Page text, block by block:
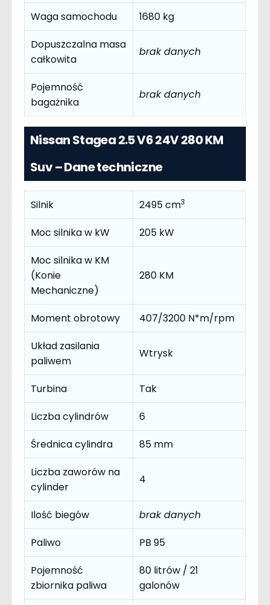
Waga samochodu
1680 kg
Dopuszczalna masa
całkowita
brak danych
Pojemność
bagażnika
brak danych
Nissan Stagea 2.5 V6 24V 280 KM
Suv – Dane techniczne
Silnik 2495 cm3
Moc silnika w kW
205 kW
Moc silnika w KM
(Konie
Mechaniczne)
280 KM
Moment obrotowy
407/3200 N*m/rpm
Układ zasilania
paliwem
Wtrysk
Turbina
Tak
Liczba cylindrów
6
Średnica cylindra
85 mm
Liczba zaworów na
cylinder
4
Ilość biegów
brak danych
Paliwo
PB 95
Pojemność
zbiornika paliwa
80 litrów / 21
galonów